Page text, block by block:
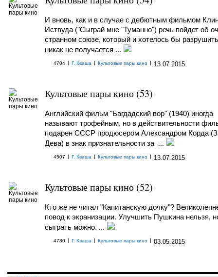
И вновь, как и в случае с дебютным фильмом
Иствуда ("Сыграй мне "Туманно") речь пойдет об
странном союзе, который и хотелось бы
никак не получается ...
4704 | Г. Кваша | Культовые пары кино | 13.07.2015
Культовые пары кино (53)
Английский фильм "Багдадский вор" (1940) иногда
называют трофейным, но в действительности
подарен СССР продюсером Александром Корда
Дева) в знак признательности за ...
4507 | Г. Кваша | Культовые пары кино | 13.07.2015
Культовые пары кино (52)
Кто же не читал "Капитанскую дочку"?
повод к экранизации. Улучшить Пушкина нельзя,
сыграть можно. ...
4780 | Г. Кваша | Культовые пары кино | 03.05.2015